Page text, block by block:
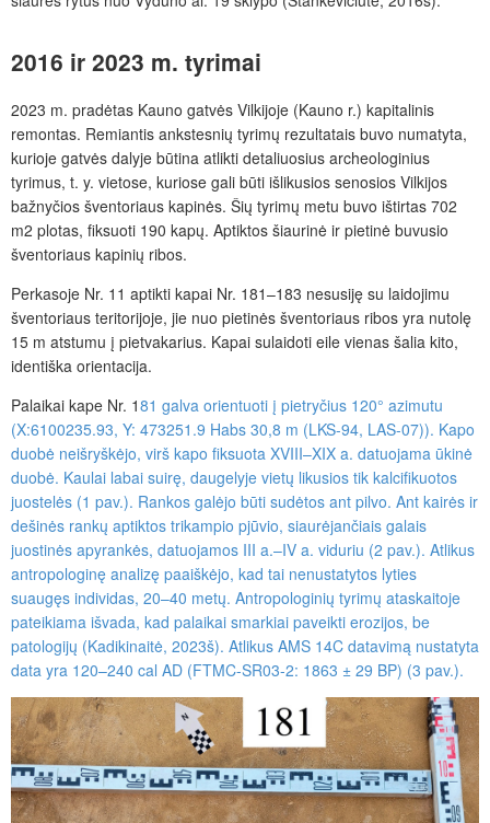
2016 ir 2023 m. tyrimai
2023 m. pradėtas Kauno gatvės Vilkijoje (Kauno r.) kapitalinis
remontas. Remiantis ankstesnių tyrimų rezultatais buvo numatyta,
kurioje gatvės dalyje būtina atlikti detaliuosius archeologinius
tyrimus, t. y. vietose, kuriose gali būti išlikusios senosios Vilkijos
bažnyčios šventoriaus kapinės. Šių tyrimų metu buvo ištirtas 702
m2 plotas, fiksuoti 190 kapų. Aptiktos šiaurinė ir pietinė buvusio
šventoriaus kapinių ribos.
Perkasoje Nr. 11 aptikti kapai Nr. 181–183 nesusiję su laidojimu
šventoriaus teritorijoje, jie nuo pietinės šventoriaus ribos yra nutolę
15 m atstumu į pietvakarius. Kapai sulaidoti eile vienas šalia kito,
identiška orientacija.
Palaikai kape Nr. 181 galva orientuoti į pietryčius 120° azimutu
(X:6100235.93, Y: 473251.9 Habs 30,8 m (LKS-94, LAS-07)). Kapo
duobė neišryškėjo, virš kapo fiksuota XVIII–XIX a. datuojama ūkinė
duobė. Kaulai labai suirę, daugelyje vietų likusios tik kalcifikuotos
juostelės (1 pav.). Rankos galėjo būti sudėtos ant pilvo. Ant kairės ir
dešinės rankų aptiktos trikampio pjūvio, siaurėjančiais galais
juostinės apyrankės, datuojamos III a.–IV a. viduriu (2 pav.). Atlikus
antropologinę analizę paaiškėjo, kad tai nenustatytos lyties
suaugęs individas, 20–40 metų. Antropologinių tyrimų ataskaitoje
pateikiama išvada, kad palaikai smarkiai paveikti erozijos, be
patologijų (Kadikinaitė, 2023š). Atlikus AMS 14C datavimą nustatyta
data yra 120–240 cal AD (FTMC-SR03-2: 1863 ± 29 BP) (3 pav.).